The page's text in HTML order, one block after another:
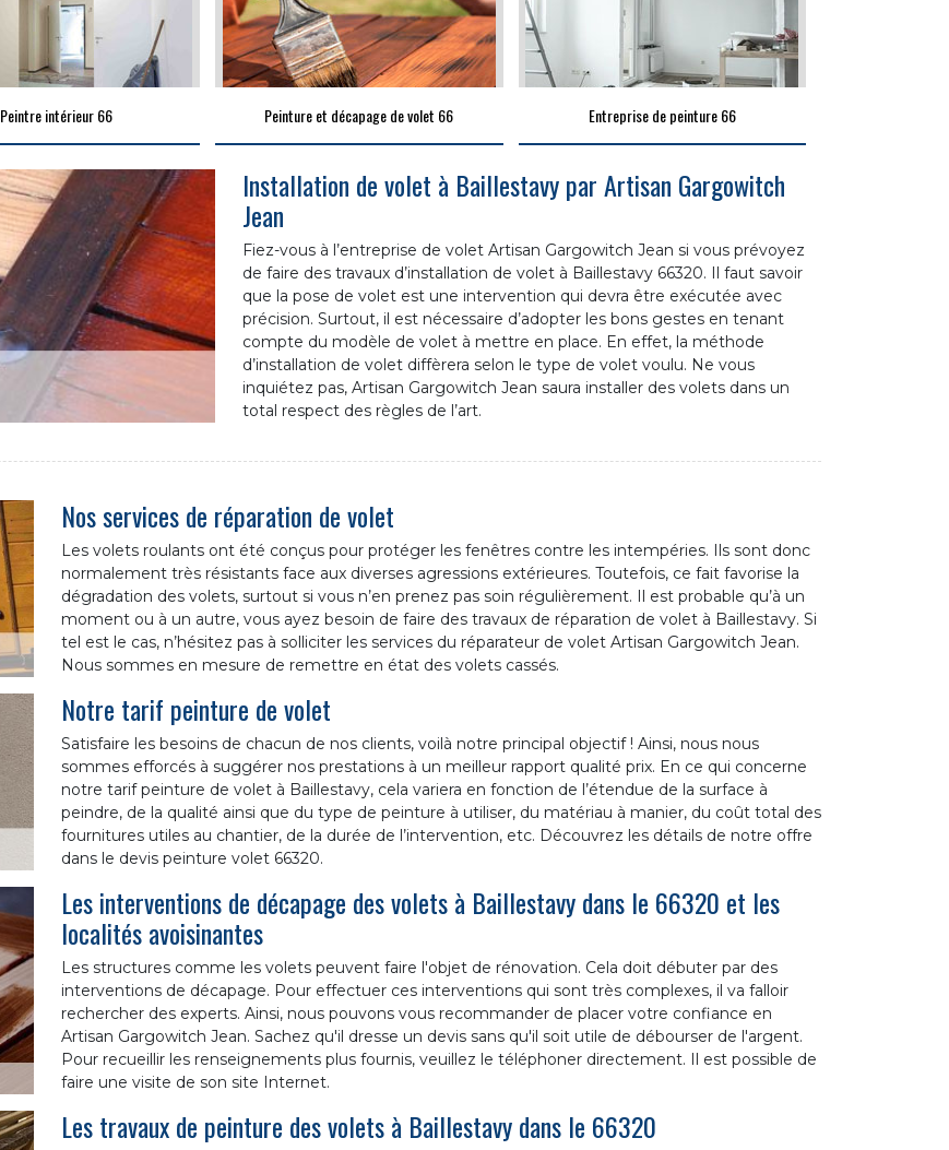
Peintre intérieur 66 Peinture et décapage de volet 66 Entreprise de peinture 66
Installation de volet à Baillestavy par Artisan Gargowitch
Jean
Fiez-vous à l’entreprise de volet Artisan Gargowitch Jean si vous prévoyez
de faire des travaux d’installation de volet à Baillestavy 66320. Il faut savoir
que la pose de volet est une intervention qui devra être exécutée avec
précision. Surtout, il est nécessaire d’adopter les bons gestes en tenant
compte du modèle de volet à mettre en place. En effet, la méthode
d’installation de volet diffèrera selon le type de volet voulu. Ne vous
inquiétez pas, Artisan Gargowitch Jean saura installer des volets dans un
total respect des règles de l’art.
Nos services de réparation de volet
Les volets roulants ont été conçus pour protéger les fenêtres contre les intempéries. Ils sont donc
normalement très résistants face aux diverses agressions extérieures. Toutefois, ce fait favorise la
dégradation des volets, surtout si vous n’en prenez pas soin régulièrement. Il est probable qu’à un
moment ou à un autre, vous ayez besoin de faire des travaux de réparation de volet à Baillestavy. Si
tel est le cas, n’hésitez pas à solliciter les services du réparateur de volet Artisan Gargowitch Jean.
Nous sommes en mesure de remettre en état des volets cassés.
Notre tarif peinture de volet
Satisfaire les besoins de chacun de nos clients, voilà notre principal objectif ! Ainsi, nous nous
sommes efforcés à suggérer nos prestations à un meilleur rapport qualité prix. En ce qui concerne
notre tarif peinture de volet à Baillestavy, cela variera en fonction de l’étendue de la surface à
peindre, de la qualité ainsi que du type de peinture à utiliser, du matériau à manier, du coût total des
fournitures utiles au chantier, de la durée de l’intervention, etc. Découvrez les détails de notre offre
dans le devis peinture volet 66320.
Les interventions de décapage des volets à Baillestavy dans le 66320 et les
localités avoisinantes
Les structures comme les volets peuvent faire l'objet de rénovation. Cela doit débuter par des
interventions de décapage. Pour effectuer ces interventions qui sont très complexes, il va falloir
rechercher des experts. Ainsi, nous pouvons vous recommander de placer votre confiance en
Artisan Gargowitch Jean. Sachez qu'il dresse un devis sans qu'il soit utile de débourser de l'argent.
Pour recueillir les renseignements plus fournis, veuillez le téléphoner directement. Il est possible de
faire une visite de son site Internet.
Les travaux de peinture des volets à Baillestavy dans le 66320